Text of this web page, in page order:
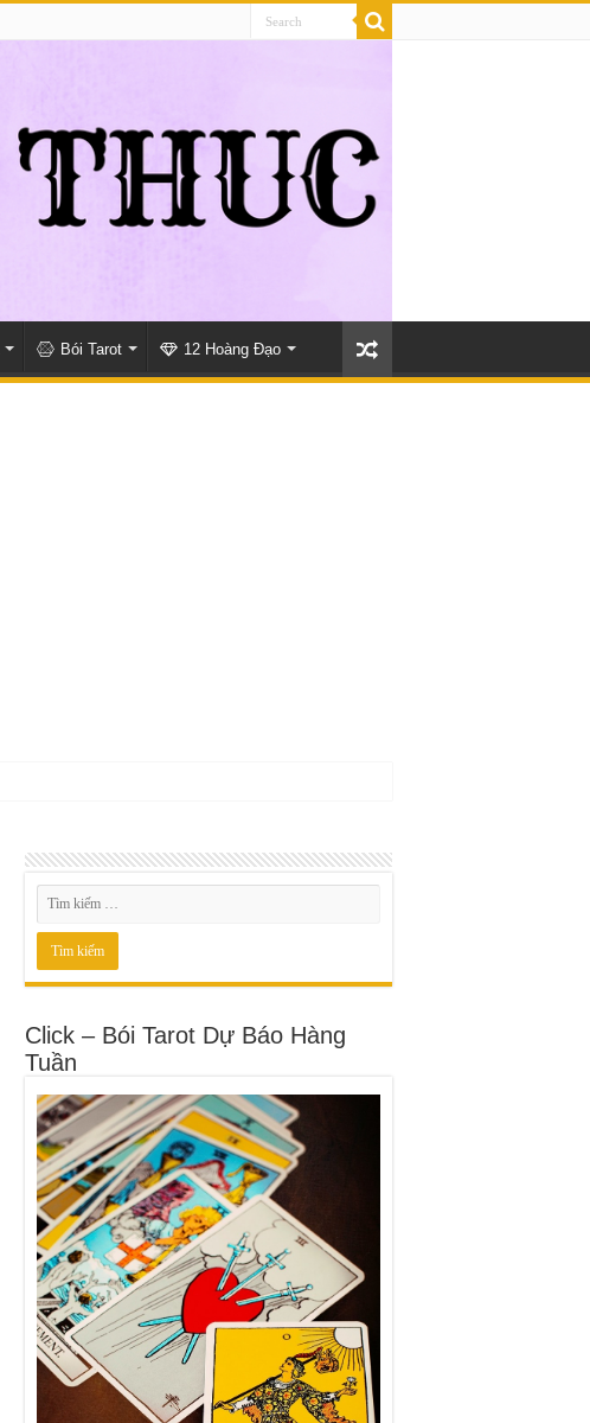
Bói Tarot 12 Hoàng Đạo
Click – Bói Tarot Dự Báo Hàng
Tuần